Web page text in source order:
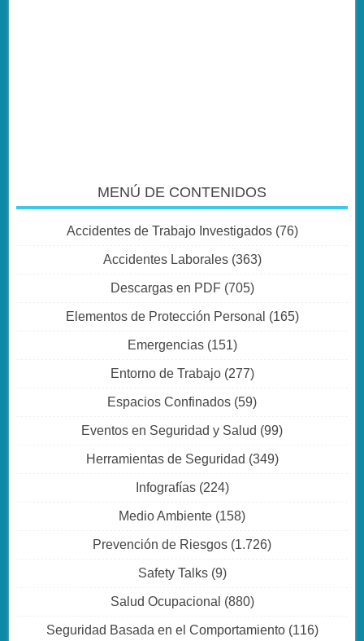
MENÚ DE CONTENIDOS
Accidentes de Trabajo Investigados(76)
Accidentes Laborales(363)
Descargas en PDF(705)
Elementos de Protección Personal (165)
Emergencias(151)
Entorno de Trabajo(277)
Espacios Confinados (59)
Eventos en Seguridad y Salud (99)
Herramientas de Seguridad (349)
Infografías(224)
Medio Ambiente (158)
Prevención de Riesgos (1.726)
Safety Talks(9)
Salud Ocupacional (880)
Seguridad Basada en el Comportamiento(116)